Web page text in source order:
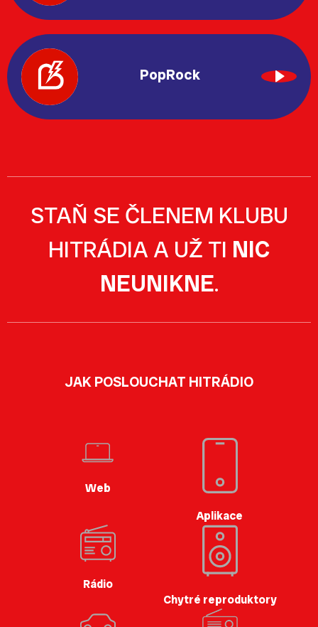
PopRock
STAŇ SE ČLENEM KLUBU
HITRÁDIA A UŽ TI NIC
NEUNIKNE.
JAK POSLOUCHAT HITRÁDIO
Web
Aplikace
Rádio
Chytré reproduktory